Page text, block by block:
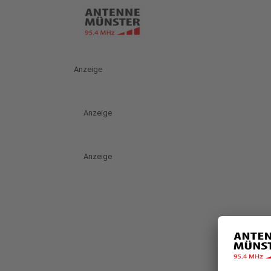
Anzeige
Anzeige
Anzeige